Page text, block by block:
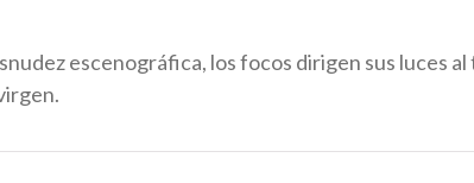
escenográfica, los focos dirigen sus luces